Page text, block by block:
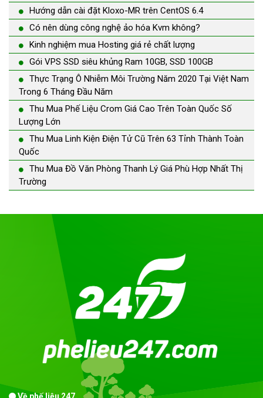
Hướng dẫn cài đặt Kloxo-MR trên CentOS 6.4
Có nên dùng công nghệ ảo hóa Kvm không?
Kinh nghiệm mua Hosting giá rẻ chất lượng
Gói VPS SSD siêu khủng Ram 10GB, SSD 100GB
Thực Trạng Ô Nhiễm Môi Trường Năm 2020 Tại Việt Nam
Trong 6 Tháng Đầu Năm
Thu Mua Phế Liệu Crom Giá Cao Trên Toàn Quốc Số
Lượng Lớn
Thu Mua Linh Kiện Điện Tử Cũ Trên 63 Tỉnh Thành Toàn
Quốc
Thu Mua Đồ Văn Phòng Thanh Lý Giá Phù Hợp Nhất Thị
Trường